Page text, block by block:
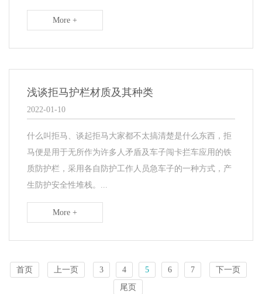
More +
浅谈拒马护栏材质及其种类
2022-01-10
什么叫拒马、谈起拒马大家都不太搞清楚是什么东西，拒
马便是用于无所作为许多人矛盾及车子闯卡拦车应用的铁
质防护栏，采用各自防护工作人员急车子的一种方式，产
生防护安全性堆栈。...
More +
首页 上一页 3 4 5 6 7
下一页
尾页